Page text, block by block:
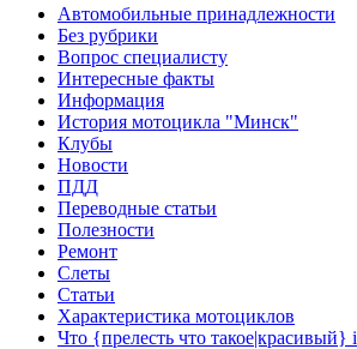
Автомобильные принадлежности
Без рубрики
Вопрос специалисту
Интересные факты
Информация
История мотоцикла "Минск"
Клубы
Новости
ПДД
Переводные статьи
Полезности
Ремонт
Слеты
Статьи
Характеристика мотоциклов
Что {прелесть что такое|красивый}